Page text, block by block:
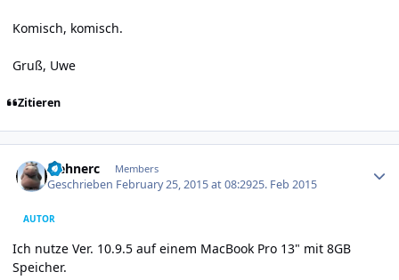
Komisch, komisch.
Gruß, Uwe
Zitieren
wehnerc Members
Geschrieben February 25, 2015 at 08:2925. Feb 2015
AUTOR
Ich nutze Ver. 10.9.5 auf einem MacBook Pro 13" mit 8GB
Speicher.